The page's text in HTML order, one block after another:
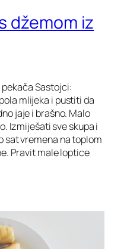
džemom iz
Sastojci:
mlijeka i pustiti da
jaje i brašno. Malo
Izmiješati sve skupa i
vremena na toplom
Pravit male loptice